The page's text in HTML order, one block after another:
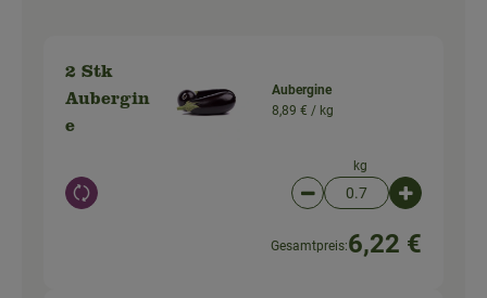
2 Stk
Aubergin
e
Auswahl ändern
Aubergine
8,89 € / kg
kg
Artikelanzahl
Gesamtpreis:6,22 €